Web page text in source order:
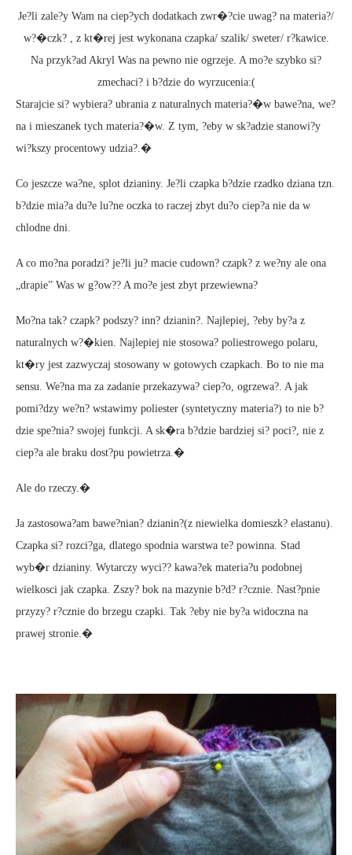
Je?li zale?y Wam na ciep?ych dodatkach zwr�?cie uwag? na materia?/
w?�czk? , z kt�rej jest wykonana czapka/ szalik/ sweter/ r?kawice.
Na przyk?ad Akryl Was na pewno nie ogrzeje. A mo?e szybko si?
zmechaci? i b?dzie do wyrzucenia:(
Starajcie si? wybiera? ubrania z naturalnych materia?�w bawe?na, we?
na i mieszanek tych materia?�w. Z tym, ?eby w sk?adzie stanowi?y
wi?kszy procentowy udzia?.�
Co jeszcze wa?ne, splot dzianiny. Je?li czapka b?dzie rzadko dziana tzn.
b?dzie mia?a du?e lu?ne oczka to raczej zbyt du?o ciep?a nie da w
chlodne dni.
A co mo?na poradzi? je?li ju? macie cudown? czapk? z we?ny ale ona
„drapie” Was w g?ow?? A mo?e jest zbyt przewiewna?
Mo?na tak? czapk? podszy? inn? dzianin?. Najlepiej, ?eby by?a z
naturalnych w?�kien. Najlepiej nie stosowa? poliestrowego polaru,
kt�ry jest zazwyczaj stosowany w gotowych czapkach. Bo to nie ma
sensu. We?na ma za zadanie przekazywa? ciep?o, ogrzewa?. A jak
pomi?dzy we?n? wstawimy poliester (syntetyczny materia?) to nie b?
dzie spe?nia? swojej funkcji. A sk�ra b?dzie bardziej si? poci?, nie z
ciep?a ale braku dost?pu powietrza.�
Ale do rzeczy.�
Ja zastosowa?am bawe?nian? dzianin?(z niewielka domieszk? elastanu).
Czapka si? rozci?ga, dlatego spodnia warstwa te? powinna. Stad
wyb�r dzianiny. Wytarczy wyci?? kawa?ek materia?u podobnej
wielkosci jak czapka. Zszy? bok na mazynie b?d? r?cznie. Nast?pnie
przyzy? r?cznie do brzegu czapki. Tak ?eby nie by?a widoczna na
prawej stronie.�